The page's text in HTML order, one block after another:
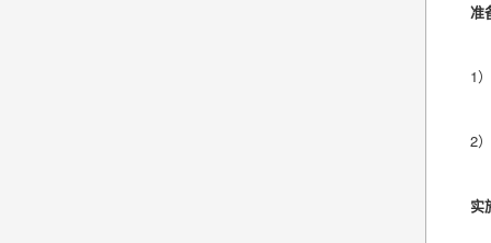
准
1
2
实